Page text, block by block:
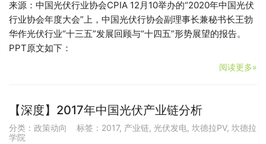
来源：中国光伏行业协会CPIA 12月10举办的“2020年中国光伏
行业协会年度大会”上，中国光伏行协会副理事长兼秘书长王勃
华作光伏行业“十三五”发展回顾与“十四五”形势展望的报告。
PPT原文如下：
阅读更多»
【深度】2017年中国光伏产业链分析
分类： 政策动向 标签： 2017, 产业链, 光伏发电, 坎德拉PV, 坎德拉
学院